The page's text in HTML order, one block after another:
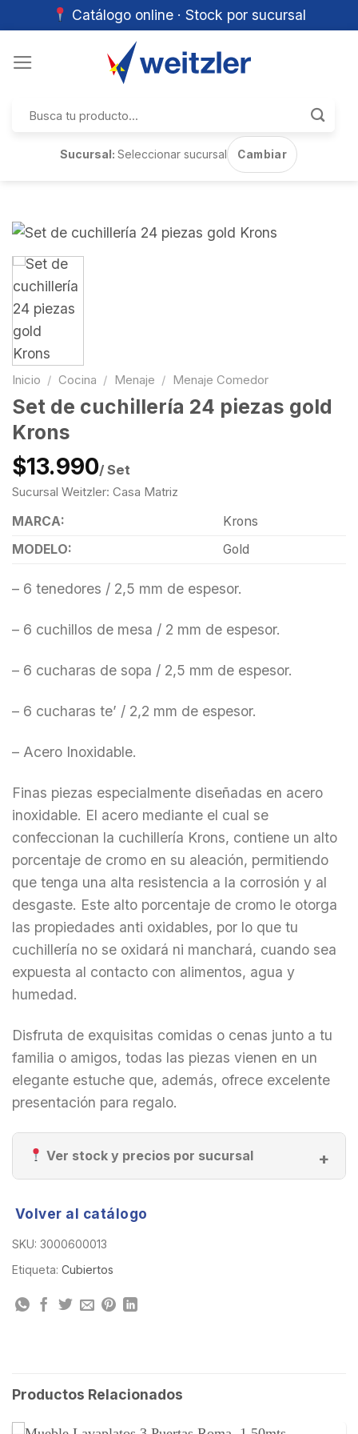
Catálogo online · Stock por sucursal
por:
Sucursal:Seleccionar sucursal Cambiar
Inicio / Cocina / Menaje / Menaje Comedor
Set de cuchillería 24 piezas gold
Krons
$13.990/ Set
Sucursal Weitzler: Casa Matriz
MARCA:
Krons
MODELO:
Gold
– 6 tenedores / 2,5 mm de espesor.
– 6 cuchillos de mesa / 2 mm de espesor.
– 6 cucharas de sopa / 2,5 mm de espesor.
– 6 cucharas te’ / 2,2 mm de espesor.
– Acero Inoxidable.
Finas piezas especialmente diseñadas en acero
inoxidable. El acero mediante el cual se
confeccionan la cuchillería Krons, contiene un alto
porcentaje de cromo en su aleación, permitiendo
que tenga una alta resistencia a la corrosión y al
desgaste. Este alto porcentaje de cromo le otorga
las propiedades anti oxidables, por lo que tu
cuchillería no se oxidará ni manchará, cuando sea
expuesta al contacto con alimentos, agua y
humedad.
Disfruta de exquisitas comidas o cenas junto a tu
familia o amigos, todas las piezas vienen en un
elegante estuche que, además, ofrece excelente
presentación para regalo.
Ver stock y precios por sucursal
Volver al catálogo
SKU: 3000600013
Etiqueta: Cubiertos
Productos Relacionados